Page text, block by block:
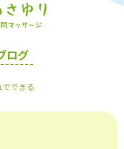
ログ
でできる